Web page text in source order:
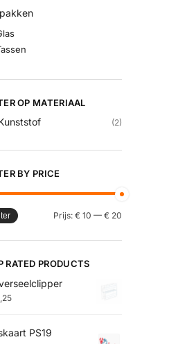
OP MATERIAAL
(2)
BY PRICE
Prijs: € 10 — € 20
RATED PRODUCTS
PS19